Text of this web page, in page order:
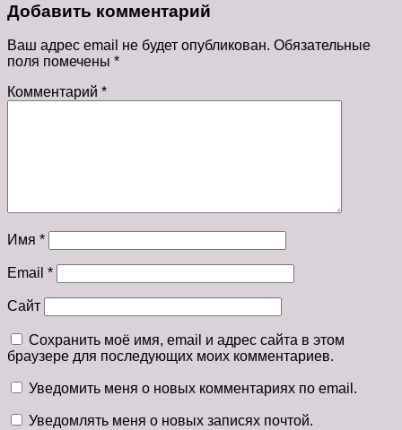
Добавить комментарий
Ваш адрес email не будет опубликован. Обязательные
поля помечены *
Комментарий *
Имя *
Email *
Сайт
Сохранить моё имя, email и адрес сайта в этом
браузере для последующих моих комментариев.
Уведомить меня о новых комментариях по email.
Уведомлять меня о новых записях почтой.